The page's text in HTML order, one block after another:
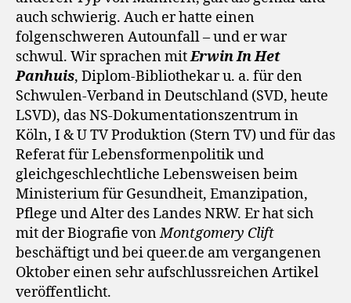
auch schwierig. Auch er hatte einen
folgenschweren Autounfall – und er war
schwul. Wir sprachen mitErwin In Het
Panhuis, Diplom-Bibliothekar u. a. für den
Schwulen-Verband in Deutschland (SVD, heute
LSVD), das NS-Dokumentationszentrum in
Köln, I & U TV Produktion (Stern TV) und für das
Referat für Lebensformenpolitik und
gleichgeschlechtliche Lebensweisen beim
Ministerium für Gesundheit, Emanzipation,
Pflege und Alter des Landes NRW. Er hat sich
mit der Biografie vonMontgomery Clift
beschäftigt und bei queer.de am vergangenen
Oktober einen sehr aufschlussreichen Artikel
veröffentlicht.